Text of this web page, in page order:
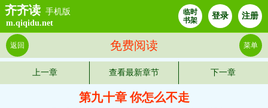
齐齐读 手机版
m.qiqidu.net
临时
书架
登录 注册
免费阅读
返回 菜单
上一章 查看最新章节 下一章
第九十章 你怎么不走